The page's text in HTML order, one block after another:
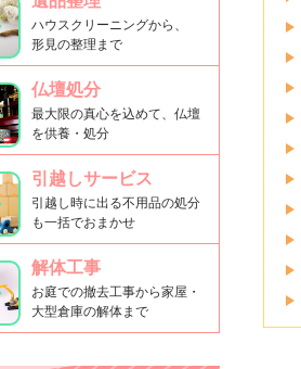
ハウスクリーニングから、
形見の整理まで
仏壇処分
最大限の真心を込めて、仏壇
を供養・処分
引越しサービス
引越し時に出る不用品の処分
も一括でおまかせ
解体工事
お庭での撤去工事から家屋・
大型倉庫の解体まで